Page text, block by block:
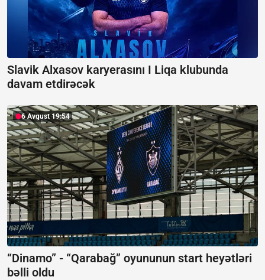
Slavik Alxasov karyerasını I Liqa klubunda
davam etdirəcək
6 Avqust 19:54
“Dinamo” - “Qarabağ” oyununun start heyətləri
bəlli oldu